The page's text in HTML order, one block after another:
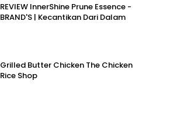
REVIEW InnerShine Prune Essence -
BRAND'S | Kecantikan Dari Dalam
Grilled Butter Chicken The Chicken
Rice Shop